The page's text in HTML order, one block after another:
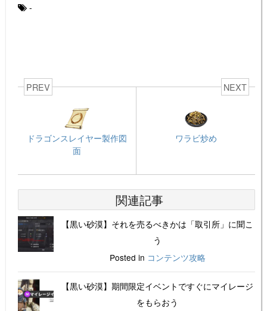
-
PREV
ドラゴンスレイヤー製作図
面
NEXT
ワラビ炒め
関連記事
【黒い砂漠】それを売るべきかは「取引所」に聞こ
う
Posted in コンテンツ攻略
【黒い砂漠】期間限定イベントですぐにマイレージ
をもらおう